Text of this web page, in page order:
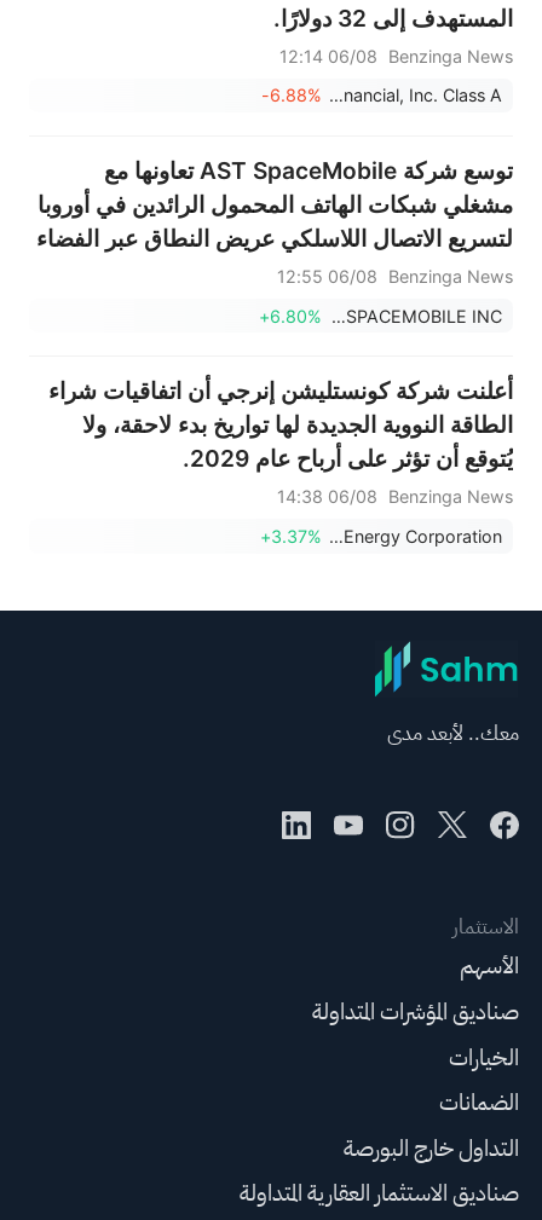
المستهدف إلى 32 دولارًا.
Benzinga News
06/08 12:14
Chime Financial, Inc. Class A
-6.88%
توسع شركة AST SpaceMobile تعاونها مع
مشغلي شبكات الهاتف المحمول الرائدين في أوروبا
لتسريع الاتصال اللاسلكي عريض النطاق عبر الفضاء
Benzinga News
06/08 12:55
AST SPACEMOBILE INC
+6.80%
أعلنت شركة كونستليشن إنرجي أن اتفاقيات شراء
الطاقة النووية الجديدة لها تواريخ بدء لاحقة، ولا
يُتوقع أن تؤثر على أرباح عام 2029.
Benzinga News
06/08 14:38
Constellation Energy Corporation
+3.37%
معك.. لأبعد مدى
الاستثمار
الأسهم
صناديق المؤشرات المتداولة
الخيارات
الضمانات
التداول خارج البورصة
صناديق الاستثمار العقارية المتداولة